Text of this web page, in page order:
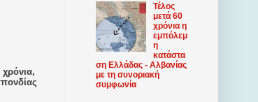
χρόνια,
Τέλος
μετά 60
χρόνια η
εμπόλεμ
η
κατάστα
ση Ελλάδας - Αλβανίας
με τη συνοριακή
συμφωνία